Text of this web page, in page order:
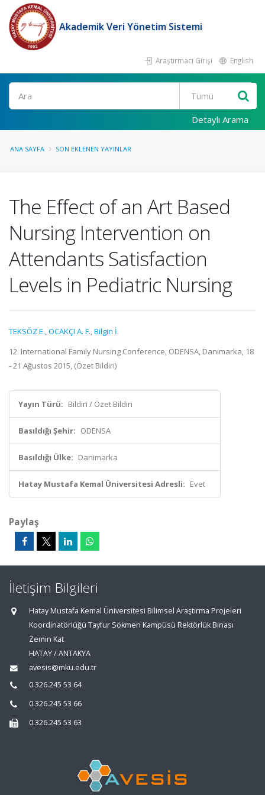
Akademik Veri Yönetim Sistemi
Araştırmacı Girişi English
Ara
Detaylı Arama
ANA SAYFA SON EKLENEN YAYINLAR
The Effect of an Art Based
Nursing Intervention on
Attendants Satisfaction
Levels in Pediatric Nursing
TEKSÖZ E.,OCAKÇI A. F.,Bilgin İ.
12. International Family Nursing Conference, ODENSA, Danimarka, 18
- 21 Ağustos 2015, (Özet Bildiri)
Yayın Türü: Bildiri / Özet Bildiri
Basıldığı Şehir: ODENSA
Basıldığı Ülke: Danimarka
Hatay Mustafa Kemal Üniversitesi Adresli: Evet
Paylaş
İletişim Bilgileri
Hatay Mustafa Kemal Üniversitesi Bilimsel Araştırma Projeleri
Koordinatörlüğü Tayfur Sökmen Kampüsü Rektörlük Binası
Zemin Kat
HATAY / ANTAKYA
avesis@mku.edu.tr
0.326.245 53 64
0.326.245 53 66
0.326.245 53 63